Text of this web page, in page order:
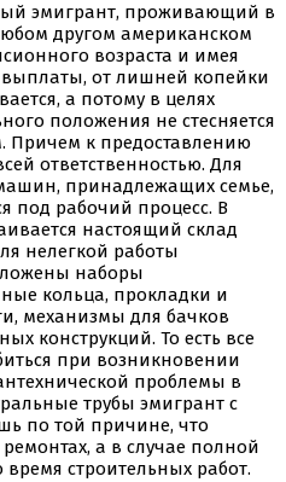
эмигрант, проживающий в
другом американском
возраста и имея
от лишней копейки
а потому в целях
положения не стесняется
Причем к предоставлению
ответственностью. Для
принадлежащих семье,
под рабочий процесс. В
настоящий склад
нелегкой работы
наборы
кольца, прокладки и
механизмы для бачков
конструкций. То есть все
при возникновении
проблемы в
трубы эмигрант с
по той причине, что
а в случае полной
строительных работ.